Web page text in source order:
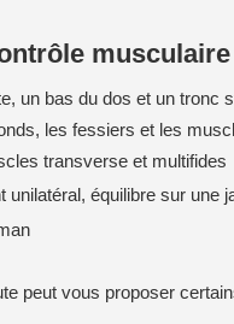
un bas du dos et un tronc
les fessiers et les
transverse et multifides
unilatéral, équilibre sur une
peut vous proposer